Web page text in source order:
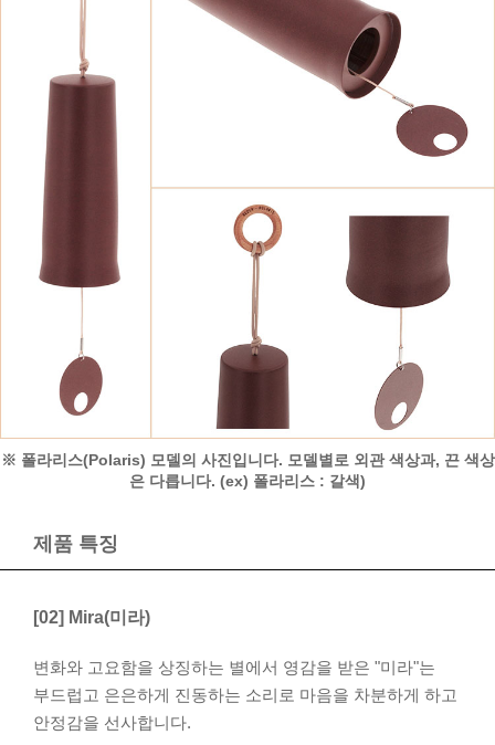
※ 폴라리스(Polaris) 모델의 사진입니다. 모델별로 외관 색상과, 끈 색상
은 다릅니다. (ex) 폴라리스 : 갈색)
제품 특징
[02] Mira(미라)
변화와 고요함을 상징하는 별에서 영감을 받은 "미라"는
부드럽고 은은하게 진동하는 소리로 마음을 차분하게 하고
안정감을 선사합니다.